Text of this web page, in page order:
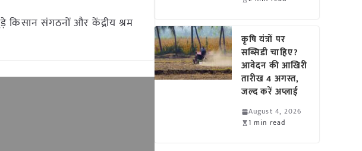
किसान संगठनों और केंद्रीय श्रम
कृषि यंत्रों पर
सब्सिडी चाहिए?
आवेदन की आखिरी
तारीख 4 अगस्त,
जल्द करें अप्लाई
August 4, 2026
1 min read